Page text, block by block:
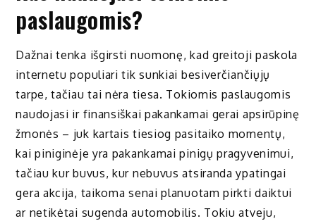
paslaugomis?
Dažnai tenka išgirsti nuomonę, kad greitoji paskola
internetu populiari tik sunkiai besiverčiančiųjų
tarpe, tačiau tai nėra tiesa. Tokiomis paslaugomis
naudojasi ir finansiškai pakankamai gerai apsirūpinę
žmonės – juk kartais tiesiog pasitaiko momentų,
kai piniginėje yra pakankamai pinigų pragyvenimui,
tačiau kur buvus, kur nebuvus atsiranda ypatingai
gera akcija, taikoma senai planuotam pirkti daiktui
ar netikėtai sugenda automobilis. Tokiu atveju,